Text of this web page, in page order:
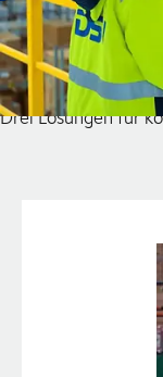
Nutzen
Ihrer
Drei Lösungen für